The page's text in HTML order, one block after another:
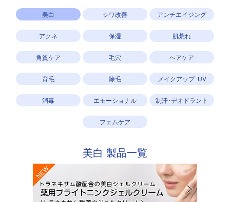
美白 シワ改善 アンチエイジング
アクネ 保湿 肌荒れ
角質ケア 毛穴 ヘアケア
育毛 除毛 メイクアップ･UV
消毒 エモーショナル 制汗･デオドラント
フェムケア
美白 製品一覧